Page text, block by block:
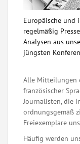
Europäische und
regelmäßig
Analysen aus
jüngsten
Alle Mitteilungen
französischer
Journalisten, die
ordnungsgemäß
Freiexemplare
Häufig werden